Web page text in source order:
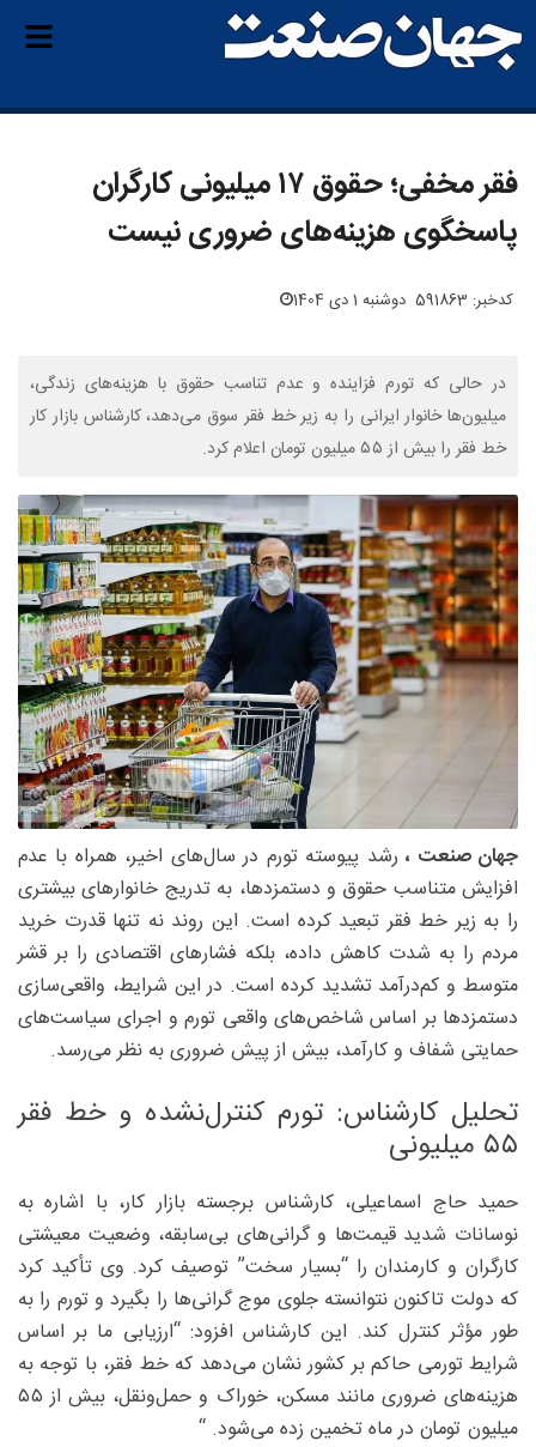
فقر مخفی؛ حقوق ۱۷ میلیونی کارگران
پاسخگوی هزینه‌های ضروری نیست
کدخبر: 591863 دوشنبه 1 دی 1404
در حالی که تورم فزاینده و عدم تناسب حقوق با هزینه‌های زندگی،
میلیون‌ها خانوار ایرانی را به زیر خط فقر سوق می‌دهد، کارشناس بازار کار
خط فقر را بیش از ۵۵ میلیون تومان اعلام کرد.
جهان صنعت ،رشد پیوسته تورم در سال‌های اخیر، همراه با عدم
افزایش متناسب حقوق و دستمزدها، به تدریج خانوار‌های بیشتری
را به زیر خط فقر تبعید کرده است. این روند نه تنها قدرت خرید
مردم را به شدت کاهش داده، بلکه فشار‌های اقتصادی را بر قشر
متوسط و کم‌درآمد تشدید کرده است. در این شرایط، واقعی‌سازی
دستمزد‌ها بر اساس شاخص‌های واقعی تورم و اجرای سیاست‌های
حمایتی شفاف و کارآمد، بیش از پیش ضروری به نظر می‌رسد.
تحلیل کارشناس: تورم کنترل‌نشده و خط فقر
۵۵ میلیونی
حمید حاج اسماعیلی، کارشناس برجسته بازار کار، با اشاره به
نوسانات شدید قیمت‌ها و گرانی‌های بی‌سابقه، وضعیت معیشتی
کارگران و کارمندان را “بسیار سخت” توصیف کرد. وی تأکید کرد
که دولت تاکنون نتوانسته جلوی موج گرانی‌ها را بگیرد و تورم را به
طور مؤثر کنترل کند. این کارشناس افزود: “ارزیابی ما بر اساس
شرایط تورمی حاکم بر کشور نشان می‌دهد که خط فقر، با توجه به
هزینه‌های ضروری مانند مسکن، خوراک و حمل‌ونقل، بیش از ۵۵
میلیون تومان در ماه تخمین زده می‌شود. “